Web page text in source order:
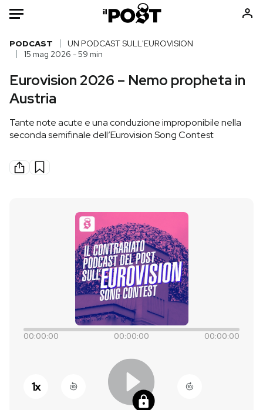
Auto
Italia
Politica
Consumismi
Mondiali calcio 2026
NEWSLETTER
PODCAST
UN PODCAST SULL'EUROVISION
15 mag 2026 - 59 min
Eurovision 2026 – Nemo propheta in
Austria
Tante note acute e una conduzione improponibile nella
seconda semifinale dell’Eurovision Song Contest
00:00:00 00:00:00 00:00:00
1x